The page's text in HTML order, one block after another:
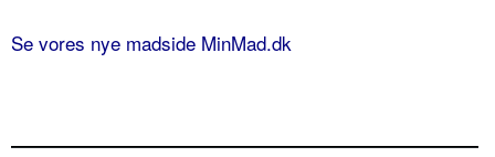
Se vores nye madside MinMad.dk